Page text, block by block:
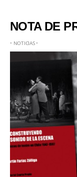
NOTA DE
• NOTICIAS•